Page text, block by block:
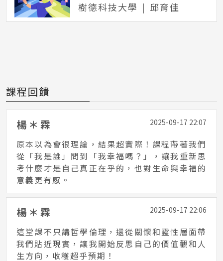
樹德科技大學 | 邱育佳
課程回饋
楊＊霖 2025-09-17 22:07
原本以為會很理論，結果超實際！課程帶著我們
從「我是誰」問到「我幸福嗎？」，讓我重新思
考什麼才是自己真正在乎的，也對生命與幸福的
意義更有感。
楊＊霖 2025-09-17 22:06
這堂課不只講哲學倫理，還從關懷和靈性層面帶
我們貼近現實，讓我開始反思自己的價值觀和人
生方向，收穫超乎預期！